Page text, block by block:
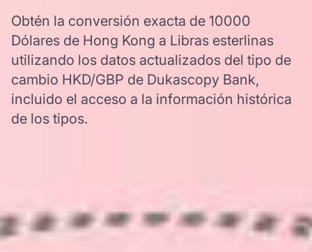
Obtén la conversión exacta de 10000
Dólares de Hong Kong a Libras esterlinas
utilizando los datos actualizados del tipo de
cambio HKD/GBP de Dukascopy Bank,
incluido el acceso a la información histórica
de los tipos.